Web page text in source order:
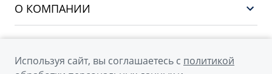
CITYRAY
ATLAS
OKAVANGO
О КОМПАНИИ
Мы в соцсетях
Используя сайт, вы соглашаетесь с политикой